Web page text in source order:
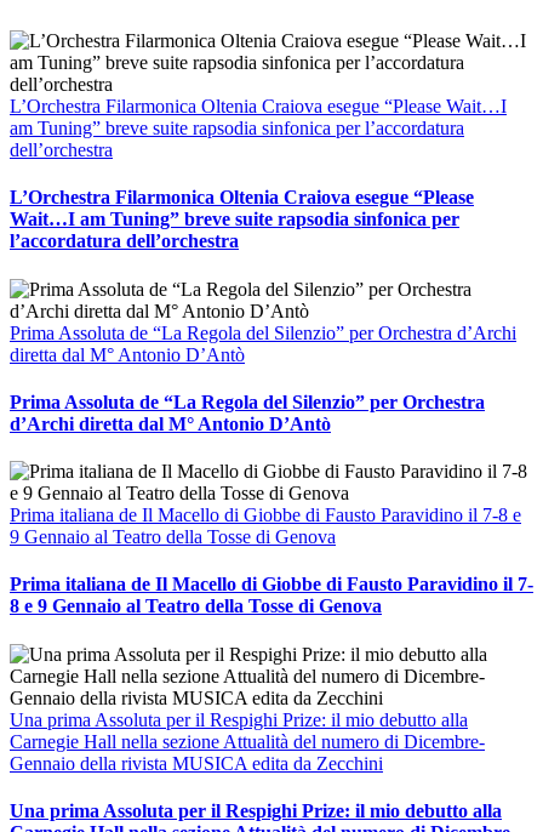
L’Orchestra Filarmonica Oltenia Craiova esegue “Please Wait…I
am Tuning” breve suite rapsodia sinfonica per l’accordatura
dell’orchestra
L’Orchestra Filarmonica Oltenia Craiova esegue “Please
Wait…I am Tuning” breve suite rapsodia sinfonica per
l’accordatura dell’orchestra
Prima Assoluta de “La Regola del Silenzio” per Orchestra d’Archi
diretta dal M° Antonio D’Antò
Prima Assoluta de “La Regola del Silenzio” per Orchestra
d’Archi diretta dal M° Antonio D’Antò
Prima italiana de Il Macello di Giobbe di Fausto Paravidino il 7-8 e
9 Gennaio al Teatro della Tosse di Genova
Prima italiana de Il Macello di Giobbe di Fausto Paravidino il 7-
8 e 9 Gennaio al Teatro della Tosse di Genova
Una prima Assoluta per il Respighi Prize: il mio debutto alla
Carnegie Hall nella sezione Attualità del numero di Dicembre-
Gennaio della rivista MUSICA edita da Zecchini
Una prima Assoluta per il Respighi Prize: il mio debutto alla